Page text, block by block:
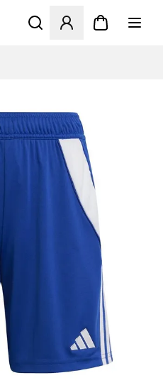
Megnyit egy modált a